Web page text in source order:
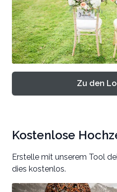
Zu den
Kostenlose
Erstelle mit unserem Tool
dies kostenlos.